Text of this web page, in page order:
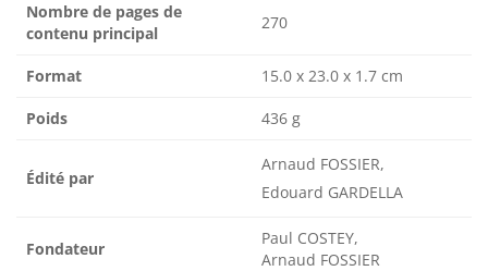
Nombre de pages de
contenu principal
270
Format 15.0 x 23.0 x 1.7 cm
Poids 436 g
Édité par
Arnaud FOSSIER,
Edouard GARDELLA
Fondateur
Paul COSTEY,
Arnaud FOSSIER